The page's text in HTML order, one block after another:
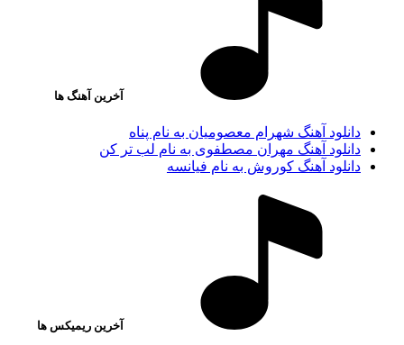
آخرین آهنگ ها
دانلود آهنگ شهرام معصومیان به نام پناه
دانلود آهنگ مهران مصطفوی به نام لب تر کن
دانلود آهنگ کوروش به نام فیانسه
آخرین ریمیکس ها